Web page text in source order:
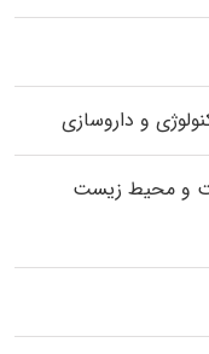
و داروسازی
و محیط زیست